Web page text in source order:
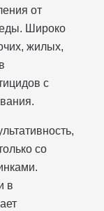
от
Широко
жилых,
с
со
в